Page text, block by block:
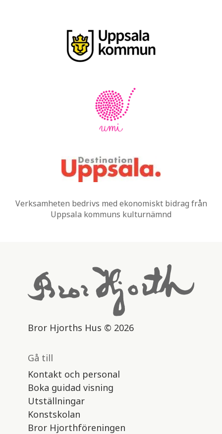
Verksamheten bedrivs med ekonomiskt bidrag från
Uppsala kommuns kulturnämnd
Bror Hjorths Hus © 2026
Gå till
Kontakt och personal
Boka guidad visning
Utställningar
Konstskolan
Bror Hjorthföreningen